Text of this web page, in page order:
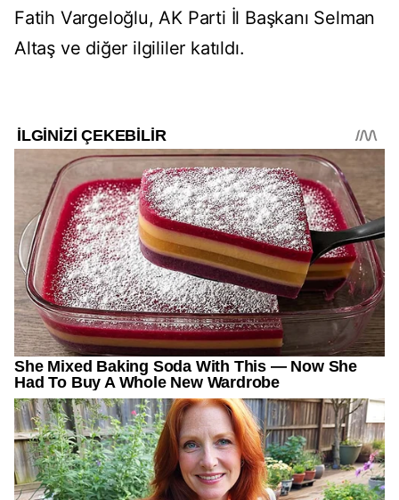
Fatih Vargeloğlu, AK Parti İl Başkanı Selman
Altaş ve diğer ilgililer katıldı.